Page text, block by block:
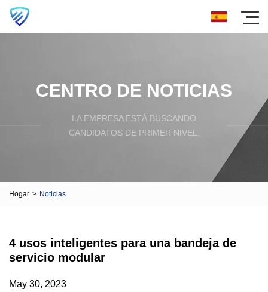
CENTRO DE NOTICIAS
LA EMPRESA ESTÁ BUSCANDO
CANDIDATOS DE PRIMER NIVEL.
Hogar > Noticias
4 usos inteligentes para una bandeja de
servicio modular
May 30, 2023